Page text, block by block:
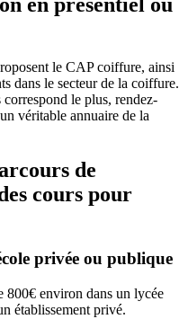
en présentiel ou
le CAP coiffure, ainsi
dans le secteur de la coiffure.
le plus, rendez-
véritable annuaire de la
de
cours pour
privée ou publique
environ dans un lycée
établissement privé.